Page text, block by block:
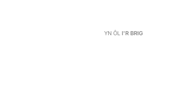
YN ÔL I'R BRIG